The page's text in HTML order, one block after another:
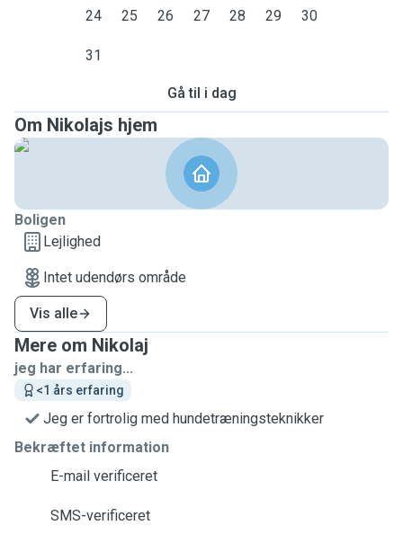
24 25 26 27 28 29 30
31
Gå til i dag
Om Nikolajs hjem
Boligen
Lejlighed
Intet udendørs område
Vis alle
Mere om Nikolaj
jeg har erfaring...
<1 års erfaring
Jeg er fortrolig med hundetræningsteknikker
Bekræftet information
E-mail verificeret
SMS-verificeret